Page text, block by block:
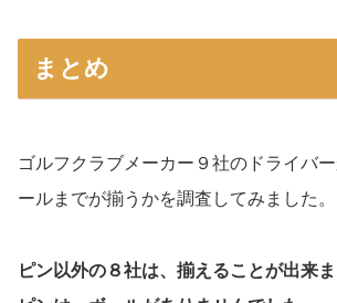
まとめ
ゴルフクラブメーカー９社のドライバ
ールまでが揃うかを調査してみました。
ピン以外の８社は、揃えることが出来ま